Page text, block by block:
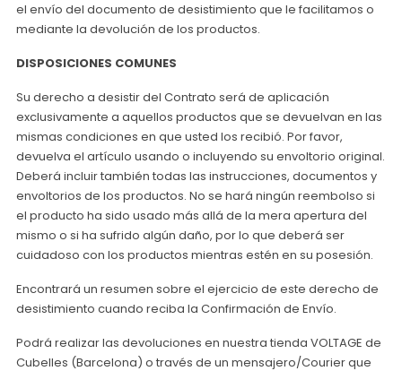
el envío del documento de desistimiento que le facilitamos o
mediante la devolución de los productos.
DISPOSICIONES COMUNES
Su derecho a desistir del Contrato será de aplicación
exclusivamente a aquellos productos que se devuelvan en las
mismas condiciones en que usted los recibió. Por favor,
devuelva el artículo usando o incluyendo su envoltorio original.
Deberá incluir también todas las instrucciones, documentos y
envoltorios de los productos. No se hará ningún reembolso si
el producto ha sido usado más allá de la mera apertura del
mismo o si ha sufrido algún daño, por lo que deberá ser
cuidadoso con los productos mientras estén en su posesión.
Encontrará un resumen sobre el ejercicio de este derecho de
desistimiento cuando reciba la Confirmación de Envío.
Podrá realizar las devoluciones en nuestra tienda VOLTAGE de
Cubelles (Barcelona) o través de un mensajero/Courier que